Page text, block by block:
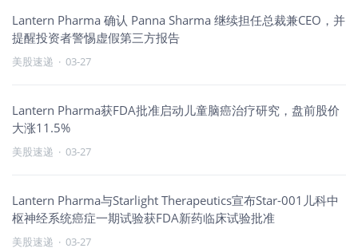
Lantern Pharma 确认 Panna Sharma 继续担任总裁兼CEO，并
提醒投资者警惕虚假第三方报告
美股速递 · 03-27
Lantern Pharma获FDA批准启动儿童脑癌治疗研究，盘前股价
大涨11.5%
美股速递 · 03-27
Lantern Pharma与Starlight Therapeutics宣布Star-001儿科中
枢神经系统癌症一期试验获FDA新药临床试验批准
美股速递 · 03-27